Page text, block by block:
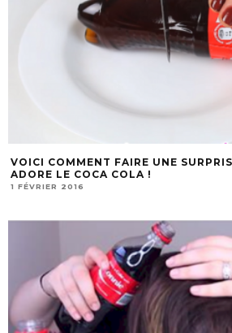
VOICI COMMENT FAIRE UNE
ADORE LE COCA COLA !
1 FÉVRIER 2016